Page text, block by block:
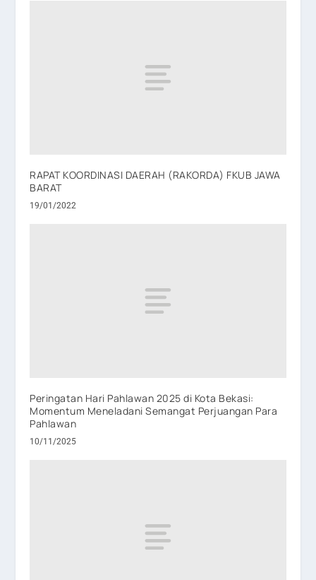
RAPAT KOORDINASI DAERAH (RAKORDA) FKUB JAWA
BARAT
19/01/2022
Peringatan Hari Pahlawan 2025 di Kota Bekasi:
Momentum Meneladani Semangat Perjuangan Para
Pahlawan
10/11/2025